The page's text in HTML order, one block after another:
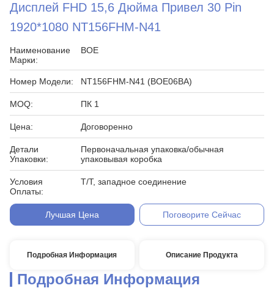
Дисплей FHD 15,6 Дюйма Привел 30 Pin
1920*1080 NT156FHM-N41
Наименование
Марки:
BOE
Номер Модели: NT156FHM-N41 (BOE06BA)
MOQ: ПК 1
Цена: Договоренно
Детали
Упаковки:
Первоначальная упаковка/обычная
упаковывая коробка
Условия
Оплаты:
T/T, западное соединение
Лучшая Цена Поговорите Сейчас
Подробная Информация Описание Продукта
Подробная Информация